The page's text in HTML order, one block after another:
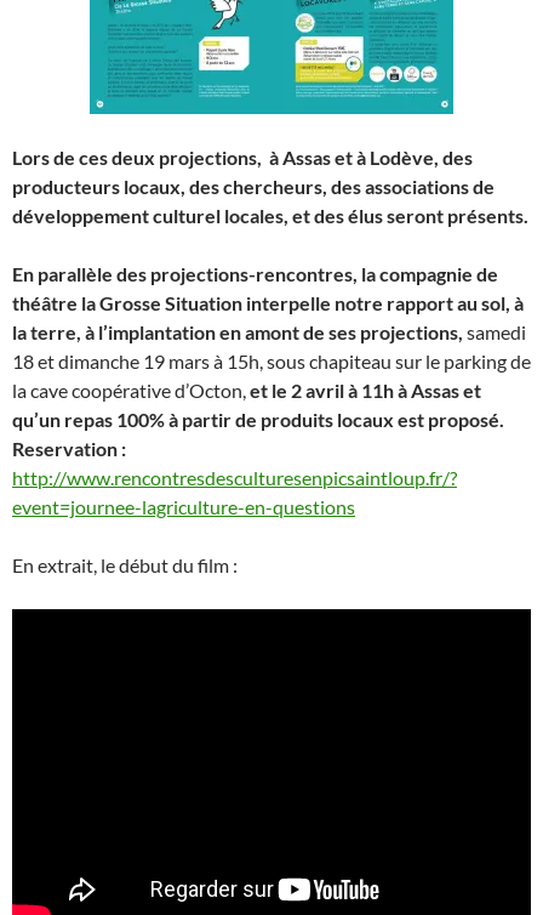
Lors de ces deux projections, à Assas et à Lodève, des
producteurs locaux, des chercheurs, des associations de
développement culturel locales, et des élus seront présents.
En parallèle des projections-rencontres, la compagnie de
théâtre la Grosse Situation interpelle notre rapport au sol, à
la terre, à l’implantation en amont de ses projections, samedi
18 et dimanche 19 mars à 15h, sous chapiteau sur le parking de
la cave coopérative d’Octon, et le 2 avril à 11h à Assas et
qu’un repas 100% à partir de produits locaux est proposé.
Reservation :
http://www.rencontresdesculturesenpicsaintloup.fr/?
event=journee-lagriculture-en-questions
En extrait, le début du film :